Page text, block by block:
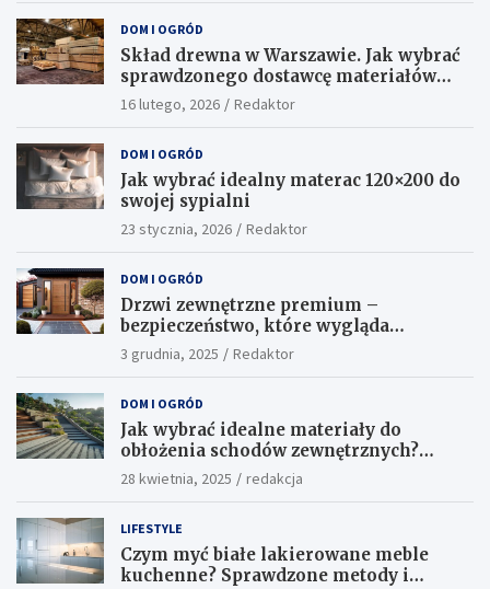
DOM I OGRÓD
Skład drewna w Warszawie. Jak wybrać
sprawdzonego dostawcę materiałów
konstrukcyjnych?
16 lutego, 2026 Redaktor
DOM I OGRÓD
Jak wybrać idealny materac 120×200 do
swojej sypialni
23 stycznia, 2026 Redaktor
DOM I OGRÓD
Drzwi zewnętrzne premium –
bezpieczeństwo, które wygląda
ekskluzywnie
3 grudnia, 2025 Redaktor
DOM I OGRÓD
Jak wybrać idealne materiały do
obłożenia schodów zewnętrznych?
Praktyczne porady i inspiracje
28 kwietnia, 2025 redakcja
LIFESTYLE
Czym myć białe lakierowane meble
kuchenne? Sprawdzone metody i